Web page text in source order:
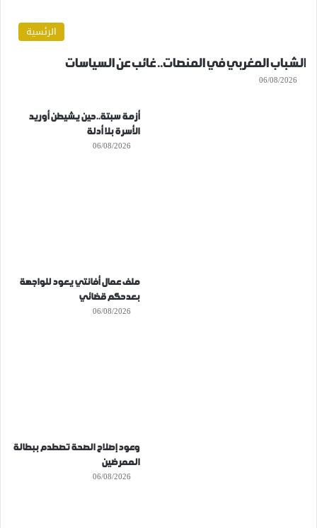
الرئسية
الشباب المغربي في المنصات.. غائب عن السياسات
06/08/2026
أزمة سبتة..حين يشيطن أوريد
الأسرة بلا أدلة
06/08/2026
ملف عمال أفانتي يعود للواجهة
بعدحكم قضائي
06/08/2026
وعود إصلاح الصحة تصطدم ببطالة
الممرضين
06/08/2026